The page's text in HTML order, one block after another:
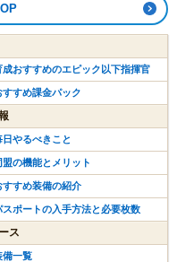
成おすすめのエピック以下指揮官
すすめ課金パック
日やるべきこと
盟の機能とメリット
すすめ装備の紹介
スポートの入手方法と必要枚数
ス
備一覧